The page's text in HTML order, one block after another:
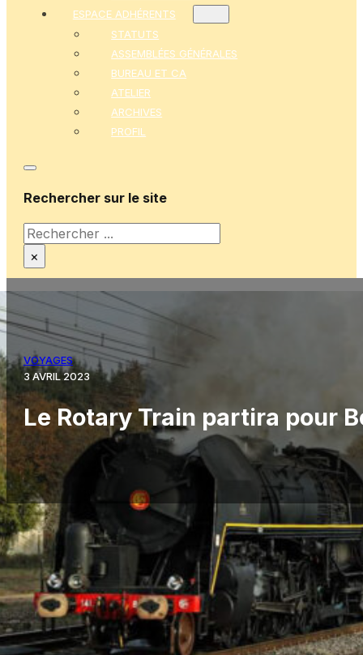
ESPACE ADHÉRENTS
STATUTS
ASSEMBLÉES GÉNÉRALES
BUREAU ET CA
ATELIER
ARCHIVES
PROFIL
Rechercher sur le site
Rechercher
×
VOYAGES
3 AVRIL 2023
Le Rotary Train partira pour
Dernière minute !
A la suite de l’avarie intervenue
Vapeur de l’AJECTA du 6 au 8 mai, nos circulations
que le Rotary Train du 3 juin sera assuré en traction